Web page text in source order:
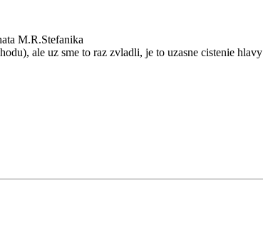
M.R.Stefanika
ale uz sme to raz zvladli, je to uzasne cistenie hlavy